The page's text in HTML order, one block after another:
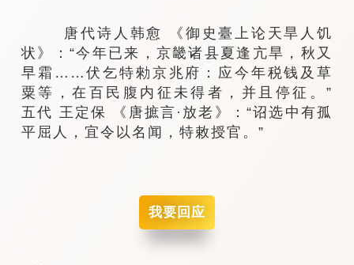
唐代诗人韩愈 《御史臺上论天旱人饥
状》：“今年已来，京畿诸县夏逢亢旱，秋又
早霜……伏乞特勑京兆府：应今年税钱及草
粟等，在百民腹内征未得者，并且停征。”
五代 王定保 《唐摭言·放老》：“诏选中有孤
平屈人，宜令以名闻，特敕授官。”
我要回应